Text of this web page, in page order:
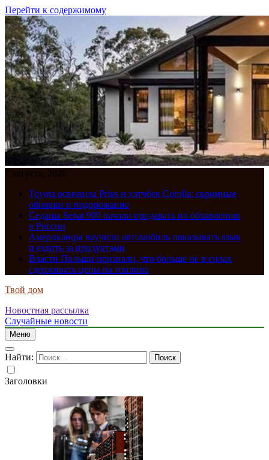
Перейти к содержимому
7 августа, 2026
Toyota освежила Prius и хэтчбек Corolla: скромные
обновки и подорожание
Седаны Senat 900 начали продавать по объявлению
в России
Американцы научили автомобиль показывать язык
и ездить за продуктами
Власти Польши признали, что больше не в силах
сдерживать цены на топливо
Твой дом
Новостная рассылка
Случайные новости
Меню
Найти:
Заголовки